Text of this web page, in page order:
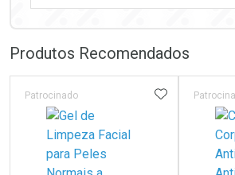
Laboratório
Por Menos
Produtos Recomendados
Patrocinado ADICIONAR